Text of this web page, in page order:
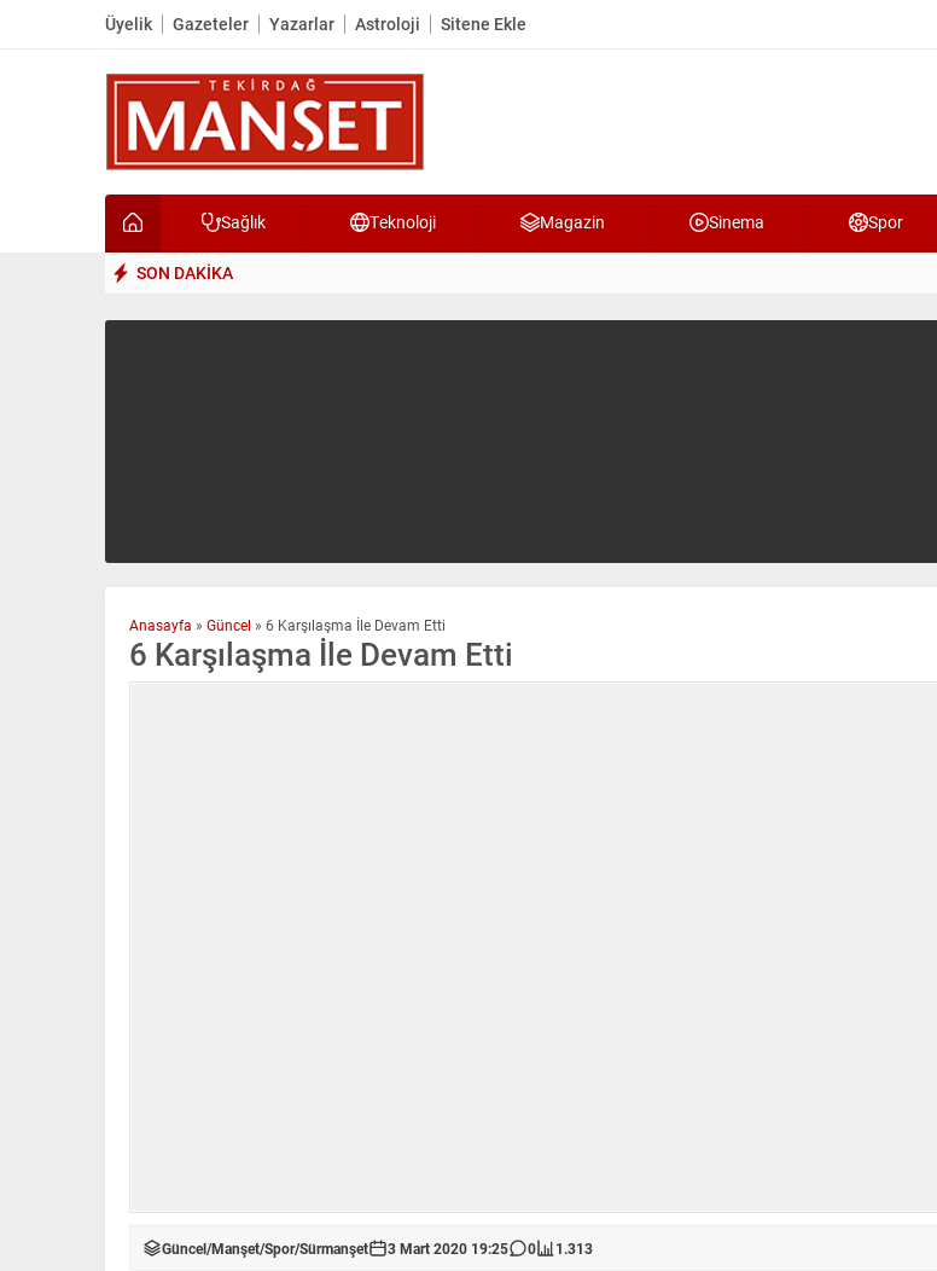
Üyelik Gazeteler Yazarlar Astroloji Sitene Ekle
Sağlık Teknoloji Magazin Sinema Spor
SON DAKİKA
Anasayfa » Güncel » 6 Karşılaşma İle Devam Etti
6 Karşılaşma İle Devam Etti
Güncel/Manşet/Spor/Sürmanşet 3 Mart 2020 19:25 0 1.313